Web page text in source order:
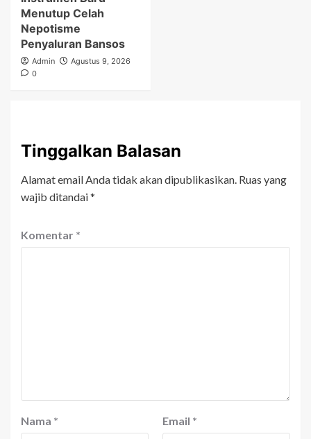
Menutup Celah
Nepotisme
Penyaluran Bansos
Admin
Agustus 9, 2026
0
Tinggalkan Balasan
Alamat email Anda tidak akan dipublikasikan. Ruas yang
wajib ditandai*
Komentar *
Nama * Email *